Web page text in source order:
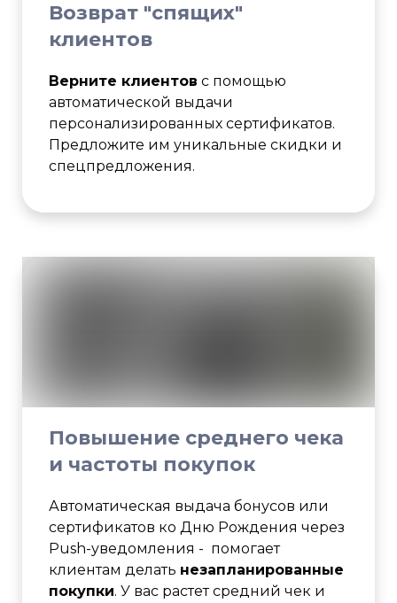
Возврат "спящих"
клиентов
Верните клиентов с помощью
автоматической выдачи
персонализированных сертификатов.
Предложите им уникальные скидки и
спецпредложения.
Повышение среднего чека
и частоты покупок
Автоматическая выдача бонусов или
сертификатов ко Дню Рождения через
Push-уведомления - помогает
клиентам делать незапланированные
покупки. У вас растет средний чек и